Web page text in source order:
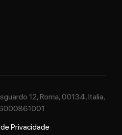
12, Roma, 00134, Italia,
Privacidade